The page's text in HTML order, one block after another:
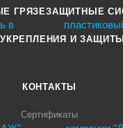
ГРЯЗЕЗАЩИТНЫЕ
И
КОНТАКТЫ
Сертификаты